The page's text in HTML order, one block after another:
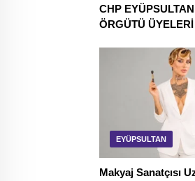
CHP
ÖRGÜTÜ ÜYELERİ
EYÜPSULTAN
Makyaj Sanatçısı